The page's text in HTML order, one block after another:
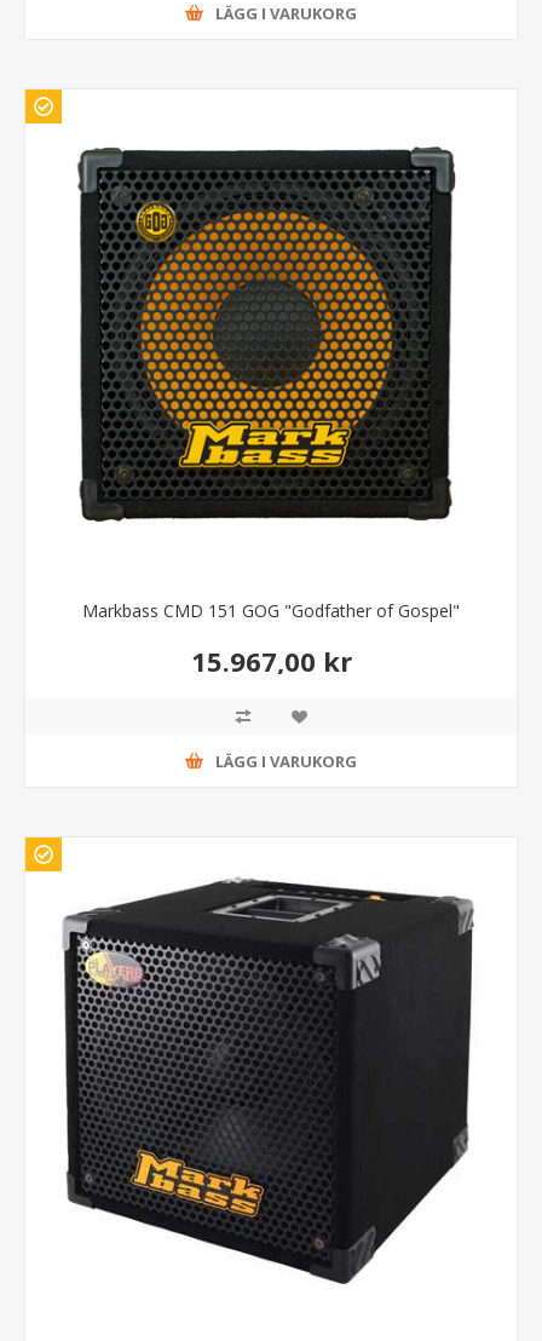
LÄGG I VARUKORG
Markbass CMD 151 GOG "Godfather of Gospel"
15.967,00 kr
LÄGG I VARUKORG